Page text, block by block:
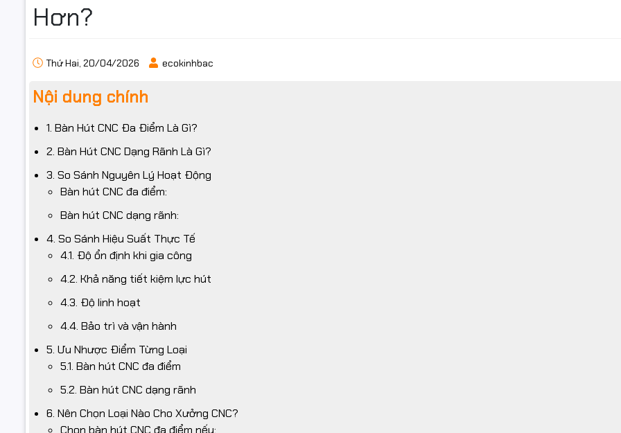
Hơn?
Thứ Hai, 20/04/2026 ecokinhbac
Nội dung chính
1. Bàn Hút CNC Đa Điểm Là Gì?
2. Bàn Hút CNC Dạng Rãnh Là Gì?
3. So Sánh Nguyên Lý Hoạt Động
Bàn hút CNC đa điểm:
Bàn hút CNC dạng rãnh:
4. So Sánh Hiệu Suất Thực Tế
4.1. Độ ổn định khi gia công
4.2. Khả năng tiết kiệm lực hút
4.3. Độ linh hoạt
4.4. Bảo trì và vận hành
5. Ưu Nhược Điểm Từng Loại
5.1. Bàn hút CNC đa điểm
5.2. Bàn hút CNC dạng rãnh
6. Nên Chọn Loại Nào Cho Xưởng CNC?